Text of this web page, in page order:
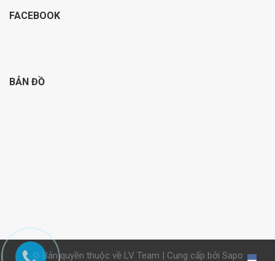
FACEBOOK
BẢN ĐỒ
© Bản quyền thuộc về LV Team | Cung cấp bởi Sapo